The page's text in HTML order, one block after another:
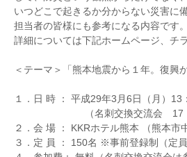
いつどこで起きるか分からない災害に
担当者の皆様にも参考になる内容です。
詳細については下記ホームページ、チ
＜テーマ＞「熊本地震から１年。復興
１．日 時 ： 平成29年3月6日（月）13
（名刺交換交流会 17：30
２．会 場 ： KKRホテル熊本 （熊本市
３．定 員 ： 150名 ※事前登録制（定